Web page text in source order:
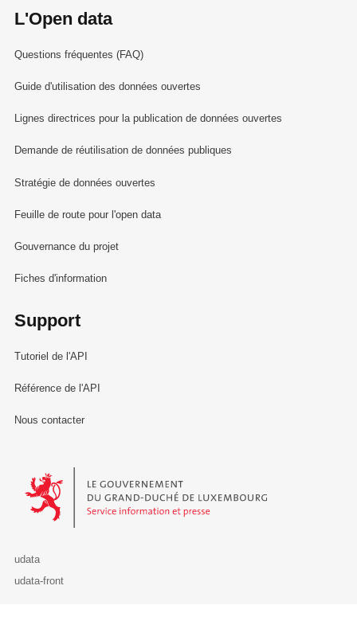
L'Open data
Questions fréquentes (FAQ)
Guide d'utilisation des données ouvertes
Lignes directrices pour la publication de données ouvertes
Demande de réutilisation de données publiques
Stratégie de données ouvertes
Feuille de route pour l'open data
Gouvernance du projet
Fiches d'information
Support
Tutoriel de l'API
Référence de l'API
Nous contacter
Le Gouvernement du Grand-Duché de Luxembourg - Service
udata
udata-front